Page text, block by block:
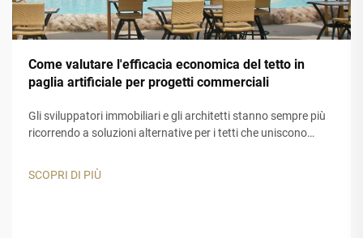
Come valutare l'efficacia economica del tetto in
paglia artificiale per progetti commerciali
Gli sviluppatori immobiliari e gli architetti stanno sempre più
ricorrendo a soluzioni alternative per i tetti che uniscono
artificiale si è affermato come un'opzione interessante per
SCOPRI DI PIÙ